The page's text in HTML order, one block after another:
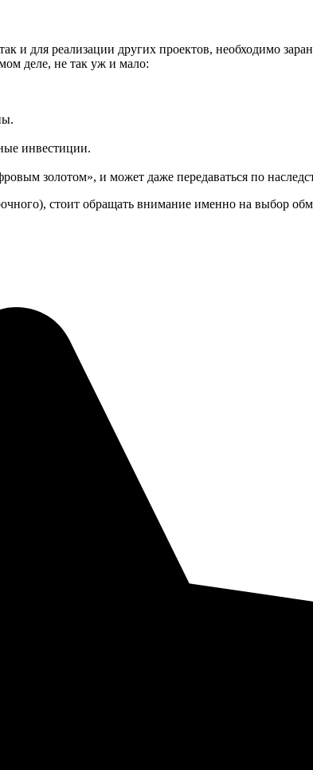
и для реализации других проектов, необходимо
деле, не так уж и мало:
инвестиции.
золотом», и может даже передаваться по
стоит обращать внимание именно на выбор